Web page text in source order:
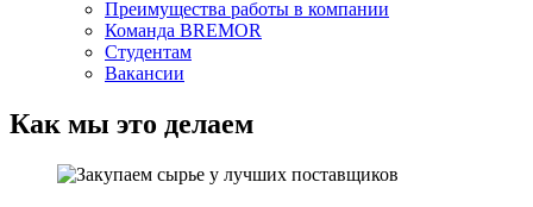
Преимущества работы в компании
Команда BREMOR
Студентам
Вакансии
Как мы это делаем